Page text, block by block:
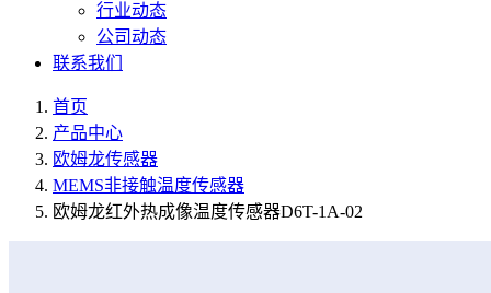
行业动态
公司动态
联系我们
首页
产品中心
欧姆龙传感器
MEMS非接触温度传感器
欧姆龙红外热成像温度传感器D6T-1A-02